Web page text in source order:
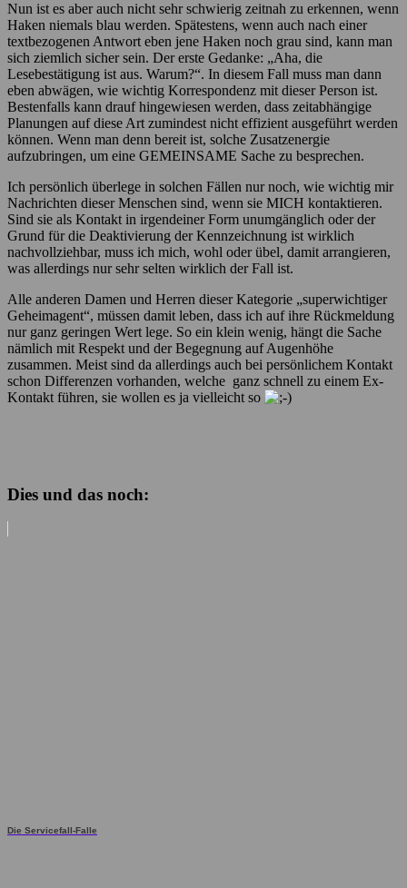
Nun ist es aber auch nicht sehr schwierig zeitnah zu erkennen, wenn
Haken niemals blau werden. Spätestens, wenn auch nach einer
textbezogenen Antwort eben jene Haken noch grau sind, kann man
sich ziemlich sicher sein. Der erste Gedanke: „Aha, die
Lesebestätigung ist aus. Warum?“. In diesem Fall muss man dann
eben abwägen, wie wichtig Korrespondenz mit dieser Person ist.
Bestenfalls kann drauf hingewiesen werden, dass zeitabhängige
Planungen auf diese Art zumindest nicht effizient ausgeführt werden
können. Wenn man denn bereit ist, solche Zusatzenergie
aufzubringen, um eine GEMEINSAME Sache zu besprechen.
Ich persönlich überlege in solchen Fällen nur noch, wie wichtig mir
Nachrichten dieser Menschen sind, wenn sie MICH kontaktieren.
Sind sie als Kontakt in irgendeiner Form unumgänglich oder der
Grund für die Deaktivierung der Kennzeichnung ist wirklich
nachvollziehbar, muss ich mich, wohl oder übel, damit arrangieren,
was allerdings nur sehr selten wirklich der Fall ist.
Alle anderen Damen und Herren dieser Kategorie „superwichtiger
Geheimagent“, müssen damit leben, dass ich auf ihre Rückmeldung
nur ganz geringen Wert lege. So ein klein wenig, hängt die Sache
nämlich mit Respekt und der Begegnung auf Augenhöhe
zusammen. Meist sind da allerdings auch bei persönlichem Kontakt
schon Differenzen vorhanden, welche ganz schnell zu einem Ex-
Kontakt führen, sie wollen es ja vielleicht so
Dies und das noch:
Die Servicefall-Falle